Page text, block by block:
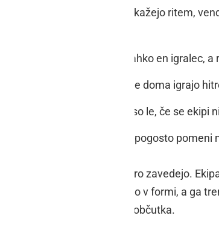
ekipe. Zadnje tekme pokažejo ritem,
in rotacije. Manjka lahko en igralec,
igrišče. Nekatere ekipe doma igrajo
dvoboji. Uporabni so le, če se ekipi
kvot. Nenaden premik pogosto
presoje te številke hitro zavedejo.
tekmecem. Igralec je lahko v formi, a ga
podatkov in športnega občutka.